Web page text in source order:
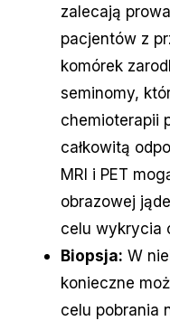
zalecają
pacjentów z
komórek
seminomy,
chemioterapii
całkowitą
MRI i PET
obrazowej
celu wykrycia
Biopsja: W
konieczne
celu pobrania